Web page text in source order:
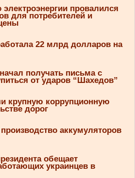
провалился
для потребителей и
22 млрд долларов на
получать письма с
от ударов “Шахедов”
крупную коррупционную
дорог
аккумуляторов
обещает
украинцев в